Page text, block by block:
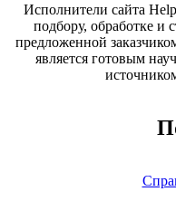
Исполнители сайта
подбору, обработке и
предложенной
является готовым